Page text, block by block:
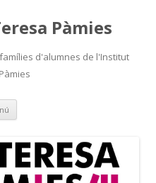
Pàmies
d'alumnes de l'Institut
Vés
contingut